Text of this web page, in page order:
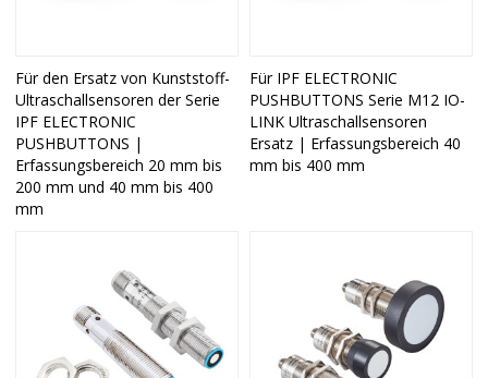
Für den Ersatz von Kunststoff-
Ultraschallsensoren der Serie
IPF ELECTRONIC
PUSHBUTTONS |
Erfassungsbereich 20 mm bis
200 mm und 40 mm bis 400
mm
Für IPF ELECTRONIC
PUSHBUTTONS Serie M12 IO-
LINK Ultraschallsensoren
Ersatz | Erfassungsbereich 40
mm bis 400 mm